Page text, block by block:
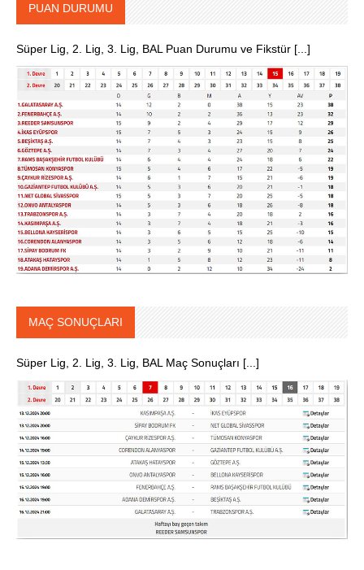
PUAN DURUMU
Süper Lig, 2. Lig, 3. Lig, BAL Puan Durumu ve Fikstür [...]
MAÇ SONUÇLARI
Süper Lig, 2. Lig, 3. Lig, BAL Maç Sonuçları [...]